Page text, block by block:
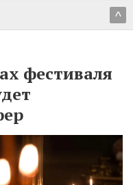
^
фестиваля